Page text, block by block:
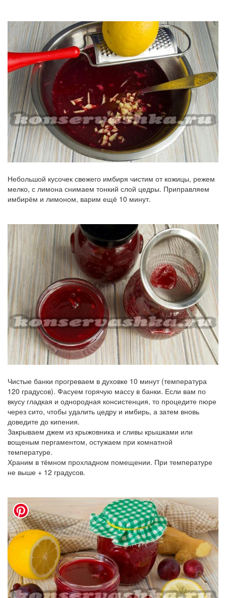
Небольшой кусочек свежего имбиря чистим от кожицы, режем
мелко, с лимона снимаем тонкий слой цедры. Приправляем
имбирём и лимоном, варим ещё 10 минут.
Чистые банки прогреваем в духовке 10 минут (температура
120 градусов). Фасуем горячую массу в банки. Если вам по
вкусу гладкая и однородная консистенция, то процедите пюре
через сито, чтобы удалить цедру и имбирь, а затем вновь
доведите до кипения.
Закрываем джем из крыжовника и сливы крышками или
вощеным пергаментом, остужаем при комнатной
температуре.
Храним в тёмном прохладном помещении. При температуре
не выше + 12 градусов.